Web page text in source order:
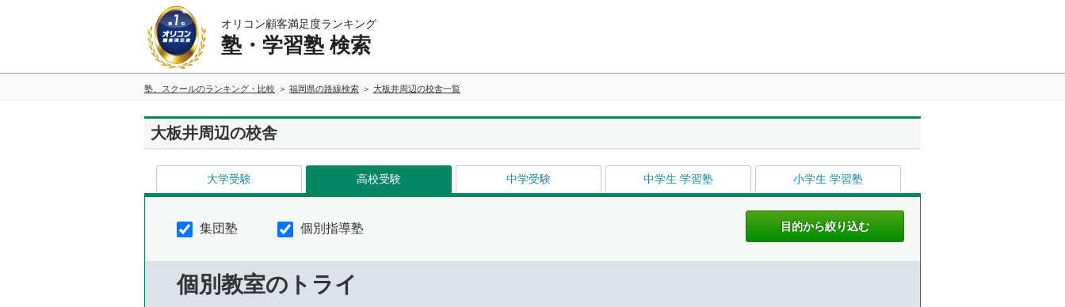
オリコン顧客満足度ランキング
塾・学習塾 検索
塾、スクールのランキング・比較 福岡県の路線検索 大板井周辺の校舎一覧
大板井周辺の校舎
大学受験 高校受験 中学受験 中学生 学習塾 小学生 学習塾
集団塾 個別指導塾
個別教室のトライ